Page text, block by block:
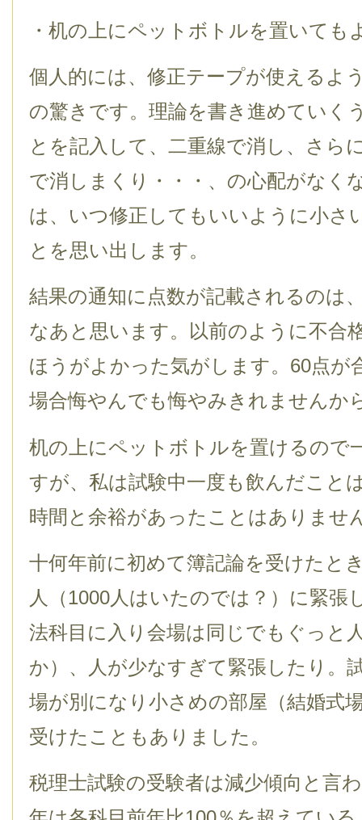
・机の上にペットボトルを置いても
個人的には、修正テープが使えるよ
の驚きです。理論を書き進めていく
とを記入して、二重線で消し、さら
で消しまくり・・・、の心配がなく
は、いつ修正してもいいように小さ
とを思い出します。
結果の通知に点数が記載されるのは
なあと思います。以前のように不合
ほうがよかった気がします。60点が
場合悔やんでも悔やみきれませんか
机の上にペットボトルを置けるので
すが、私は試験中一度も飲んだこと
時間と余裕があったことはありませ
十何年前に初めて簿記論を受けたと
人（1000人はいたのでは？）に緊張
法科目に入り会場は同じでもぐっと
か）、人が少なすぎて緊張したり。
場が別になり小さめの部屋（結婚式
受けたこともありました。
税理士試験の受験者は減少傾向と言